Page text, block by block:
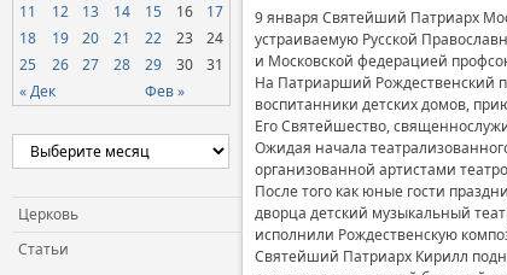
« Дек Фев »
11
12 13 14 15 16
17
18
19 20 21 22 23
24
25
26 27 28 29 30 31
Церковь
Статьи
9 января Святейший Патриарх
устраиваемую Русской
и Московской федерацией
На Патриарший Рождественский
воспитанники детских домов,
Его Святейшество,
Ожидая начала
организованной артистами
После того как юные гости
дворца детский музыкальный
исполнили Рождественскую
Святейший Патриарх Кирилл